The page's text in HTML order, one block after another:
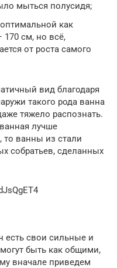
мыться полусидя;
как
170 см, но всё,
от роста самого
вид благодаря
такого рода ванна
тяжело распознать.
лучше
то ванны из стали
собратьев, сделанных
есть свои сильные и
быть как общими,
вначале приведем